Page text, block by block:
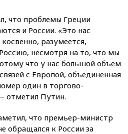
что проблемы Греции
и России. «Это нас
разумеется,
несмотря на то, что мы
что у нас большой объем
с Европой, объединенная
один в торгово-
отметил Путин.
что премьер-министр
обращался к России за